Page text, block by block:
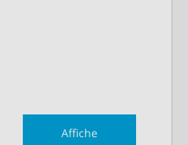
Affiche